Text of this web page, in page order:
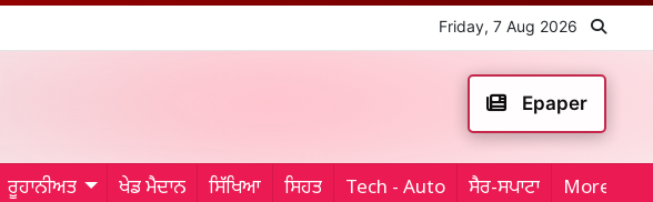
Friday, 7 Aug 2026
Epaper
ਰੂਹਾਨੀਅਤ ਖੇਡ ਮੈਦਾਨ ਸਿੱਖਿਆ ਸਿਹਤ Tech - Auto ਸੈਰ-ਸਪਾਟਾ More...